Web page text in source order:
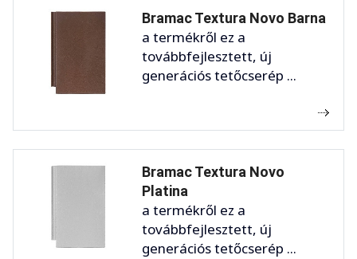
Bramac Textura Novo Barna
a termékről ez a
továbbfejlesztett, új
generációs tetőcserép ...
Bramac Textura Novo
Platina
a termékről ez a
továbbfejlesztett, új
generációs tetőcserép ...